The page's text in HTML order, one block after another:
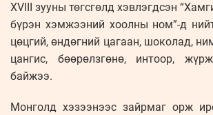
XVIII зууны төгсгөлд хэвлэгдсэн
бүрэн хэмжээний хоолны ном”-д
цөцгий, өндөгний цагаан, шоколад,
цангис, бөөрөлзгөнө, интоор,
байжээ.
Монголд хэзээнээс зайрмаг орж